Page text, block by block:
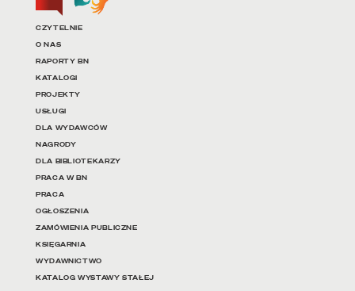
Linki do najważniejszych
CZYTELNIE
O NAS
RAPORTY BN
KATALOGI
PROJEKTY
USŁUGI
DLA WYDAWCÓW
NAGRODY
DLA BIBLIOTEKARZY
PRACA W BN
PRACA
OGŁOSZENIA
ZAMÓWIENIA PUBLICZNE
KSIĘGARNIA
WYDAWNICTWO
KATALOG WYSTAWY STAŁEJ